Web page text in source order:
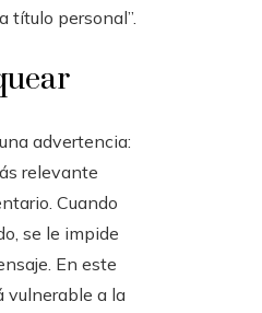
título personal”.
advertencia:
relevante
Cuando
se le impide
En este
vulnerable a la